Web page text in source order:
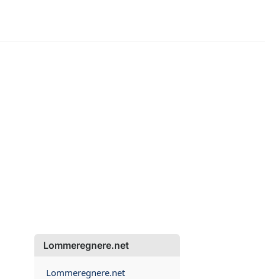
Lommeregnere.net
Lommeregnere.net